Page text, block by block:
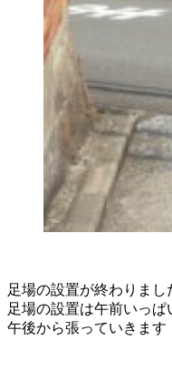
足場の設置が終わりまし
足場の設置は午前いっ
午後から張っていきます